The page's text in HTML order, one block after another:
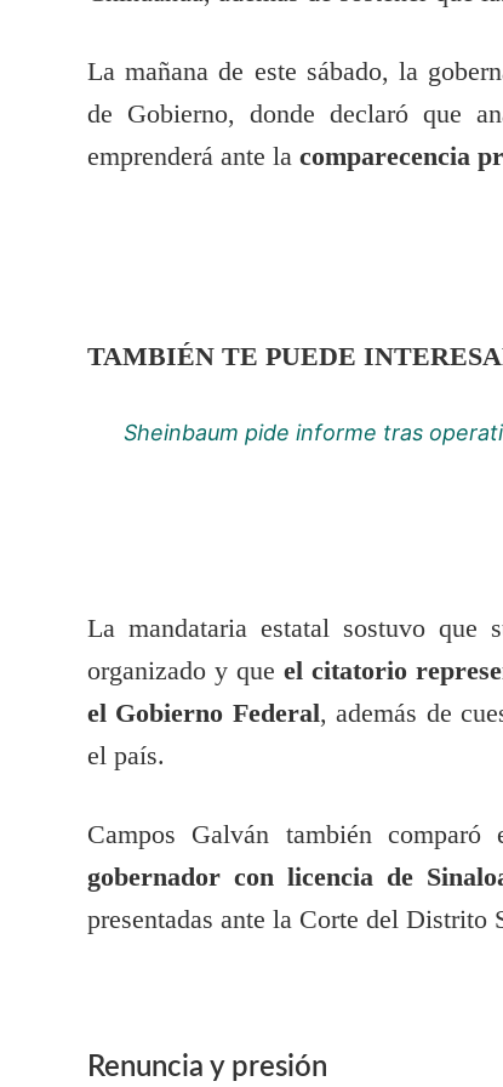
La mañana de este sábado, la
de Gobierno, donde declaró que
emprenderá ante la comparecencia
TAMBIÉN TE PUEDE
Sheinbaum pide informe tras
La mandataria estatal sostuvo que
organizado y que el citatorio
el Gobierno Federal, además de
el país.
Campos Galván también
gobernador con licencia de
presentadas ante la Corte del Distrito
Renuncia y presión